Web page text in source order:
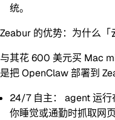
统。
Zeabur 的优势：为什么「
与其花 600 美元买 Mac
是把 OpenClaw 部署到
24/7 自主：
agent 运行
你睡觉或通勤时抓取网